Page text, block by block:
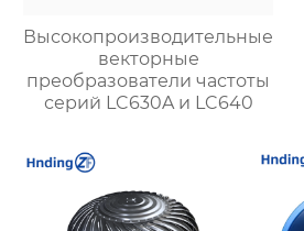
Высокопроизводительные
векторные
преобразователи частоты
серий LC630A и LC640